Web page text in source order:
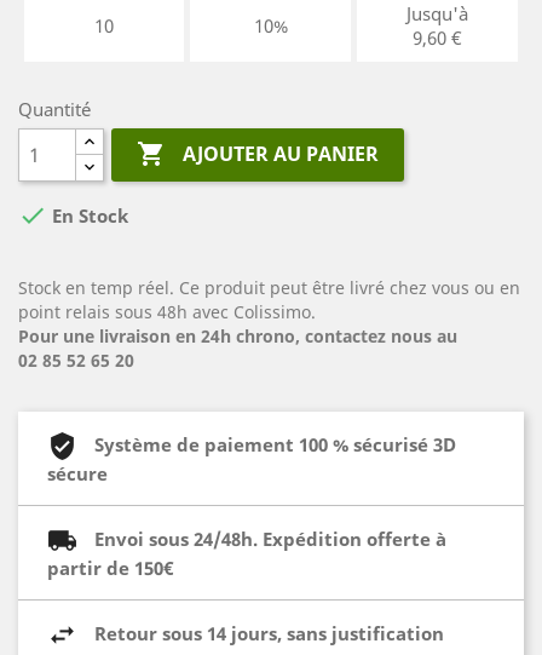
10 10%
Jusqu'à
9,60 €
Quantité
 AJOUTER AU PANIER
 En Stock
Stock en temp réel. Ce produit peut être livré chez vous ou en
point relais sous 48h avec Colissimo.
Pour une livraison en 24h chrono, contactez nous au
02 85 52 65 20
Système de paiement 100 % sécurisé 3D
sécure
Envoi sous 24/48h. Expédition offerte à
partir de 150€
Retour sous 14 jours, sans justification